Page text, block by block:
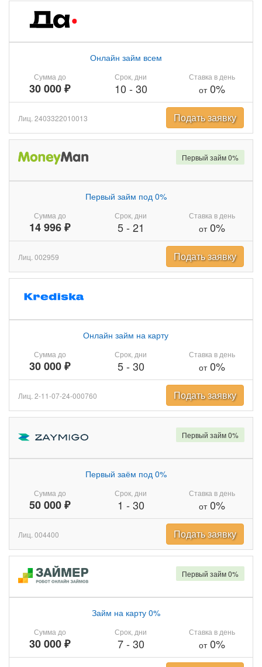
Сумма до
30 000 ₽
Онлайн займ всем
Срок, дни
10 - 30
Ставка в день
от0%
Лиц. 2403322010013 Подать заявку
Сумма до
14 996 ₽
Первый займ под 0%
Срок, дни
5- 21
Ставка в день
от0%
Первый займ 0%
Лиц. 002959 Подать заявку
Сумма до
30 000 ₽
Онлайн займ на карту
Срок, дни
5- 30
Ставка в день
от0%
Лиц. 2-11-07-24-000760 Подать заявку
Сумма до
50 000 ₽
Первый заём под 0%
Срок, дни
1 - 30
Ставка в день
от0%
Первый займ 0%
Лиц. 004400 Подать заявку
Сумма до
30 000 ₽
Займ на карту 0%
Срок, дни
7- 30
Ставка в день
от0%
Первый займ 0%